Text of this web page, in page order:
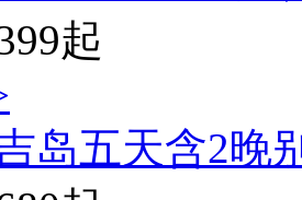
起
岛五天含2晚